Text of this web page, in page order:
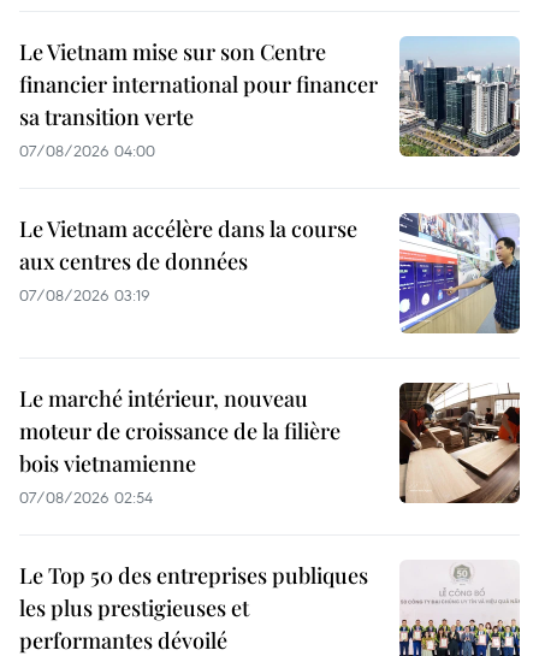
Le Vietnam mise sur son Centre
financier international pour financer
sa transition verte
07/08/2026 04:00
Le Vietnam accélère dans la course
aux centres de données
07/08/2026 03:19
Le marché intérieur, nouveau
moteur de croissance de la filière
bois vietnamienne
07/08/2026 02:54
Le Top 50 des entreprises publiques
les plus prestigieuses et
performantes dévoilé